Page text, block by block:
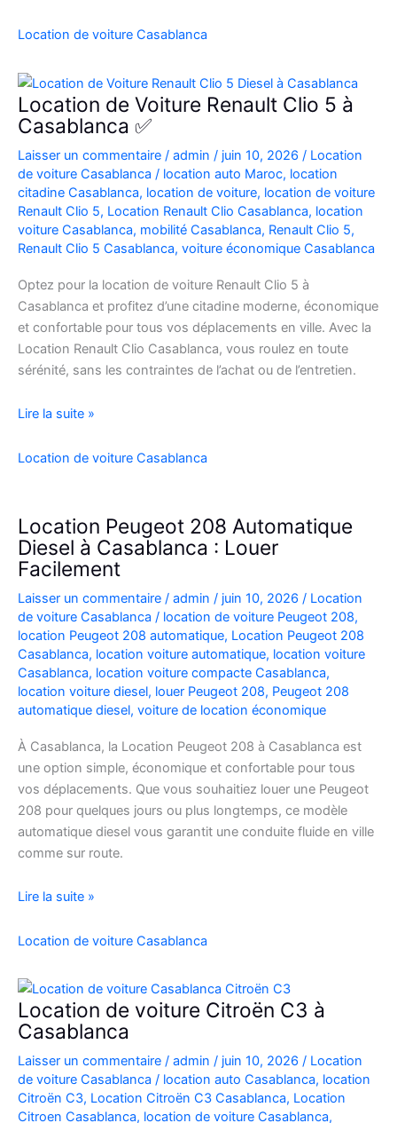
Corsa
Aéroport
|
Location
Voiture
Casablanca
Location de voiture Casablanca
Location de Voiture Renault Clio 5 à
Casablanca ✅
Laisser un commentaire / admin / juin 10, 2026 / Location
de voiture Casablanca / location auto Maroc, location
citadine Casablanca, location de voiture, location de voiture
Renault Clio 5, Location Renault Clio Casablanca, location
voiture Casablanca, mobilité Casablanca, Renault Clio 5,
Renault Clio 5 Casablanca, voiture économique Casablanca
Optez pour la location de voiture Renault Clio 5 à
Casablanca et profitez d’une citadine moderne, économique
et confortable pour tous vos déplacements en ville. Avec la
Location Renault Clio Casablanca, vous roulez en toute
sérénité, sans les contraintes de l’achat ou de l’entretien.
Location
Voiture
5
à
Casablanca
Lire la suite »
Location de voiture Casablanca
Location Peugeot 208 Automatique
Diesel à Casablanca : Louer
Facilement
Laisser un commentaire / admin / juin 10, 2026 / Location
de voiture Casablanca / location de voiture Peugeot 208,
location Peugeot 208 automatique, Location Peugeot 208
Casablanca, location voiture automatique, location voiture
Casablanca, location voiture compacte Casablanca,
location voiture diesel, louer Peugeot 208, Peugeot 208
automatique diesel, voiture de location économique
À Casablanca, la Location Peugeot 208 à Casablanca est
une option simple, économique et confortable pour tous
vos déplacements. Que vous souhaitiez louer une Peugeot
208 pour quelques jours ou plus longtemps, ce modèle
automatique diesel vous garantit une conduite fluide en ville
comme sur route.
Location
208
Diesel
à
Casablanca
Louer
Facilement
Lire la suite »
Location de voiture Casablanca
Location de voiture Citroën C3 à
Casablanca
Laisser un commentaire / admin / juin 10, 2026 / Location
de voiture Casablanca / location auto Casablanca, location
Citroën C3, Location Citroën C3 Casablanca, Location
Citroen Casablanca, location de voiture Casablanca,